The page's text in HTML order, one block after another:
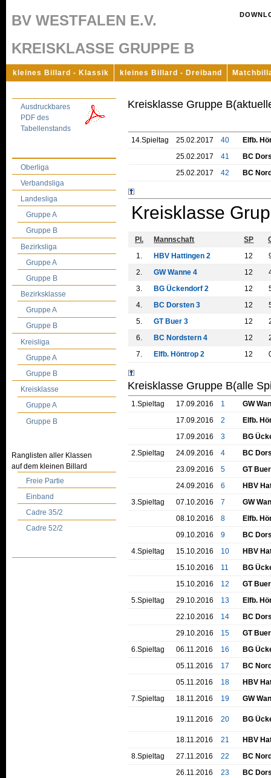
BV WESTFALEN E.V.
KREISKLASSE GRUPPE B
kleines Billard - Klassik kleines Billard - Dreiband
Ausdruckbares
PDF des
Tabellenstands
Oberliga
Verbandsliga
Landesliga
Gruppe A
Gruppe B
Bezirksliga
Gruppe A
Gruppe B
Bezirksklasse
Gruppe A
Gruppe B
Kreisliga
Gruppe A
Gruppe B
Kreisklasse
Gruppe A
Gruppe B
Ranglisten aller Klassen
auf dem kleinen Billard
Freie Partie
Einband
Cadre 35/2
Cadre 52/2
Kreisklasse Gruppe
14.Spieltag 25.02.2017 40
Elfb.
25.02.2017
41
BC
25.02.2017
42 BC
Kreisklasse
Pl. Mannschaft SP
1.
HBV Hattingen 2 12
2.
GW Wanne 4 12
3.
BG Ückendorf 2 12
4.
BC Dorsten 3 12
5.
GT Buer 3 12
6.
BC Nordstern 4 12
7.
Elfb. Höntrop 2 12
Kreisklasse Gruppe B(alle
1.Spieltag 17.09.2016 1
GW
17.09.2016
2
Elfb.
17.09.2016
3
BG
2.Spieltag
24.09.2016 4
BC
23.09.2016
5
GT
24.09.2016
6
HBV
3.Spieltag
07.10.2016 7
GW
08.10.2016
8
Elfb.
09.10.2016
9
BC
4.Spieltag
15.10.2016 10
HBV
15.10.2016
11
BG
15.10.2016
12
GT
5.Spieltag
29.10.2016 13
Elfb.
22.10.2016
14
BC
29.10.2016
15
GT
6.Spieltag
06.11.2016 16
BG
05.11.2016
17
BC
05.11.2016
18
HBV
7.Spieltag
18.11.2016 19 GW
19.11.2016 20 BG
18.11.2016 21
HBV
8.Spieltag
27.11.2016 22
BC
26.11.2016
23
BC